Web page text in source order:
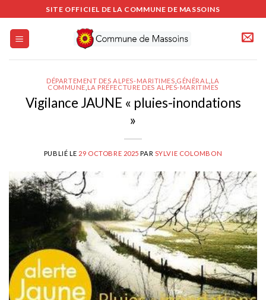
au
contenu
SITE OFFICIEL DE LA COMMUNE DE MASSOINS
DÉPARTEMENT DES ALPES-MARITIMES GÉNÉRAL
LA
COMMUNE LA PRÉFECTURE DES ALPES-MARITIMES
Vigilance JAUNE « pluies-inondations
»
PUBLIÉ LE 29 OCTOBRE 2025 PAR SYLVIE COLOMBON